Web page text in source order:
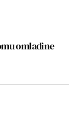
omladine